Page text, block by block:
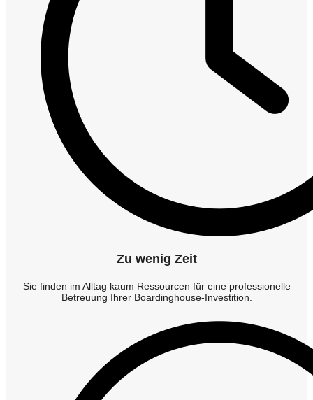
Zu wenig Zeit
Sie finden im Alltag kaum Ressourcen für eine professionelle
Betreuung Ihrer Boardinghouse-Investition.